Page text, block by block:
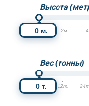
Высота
м.
0м. 2м.
Вес (тонны)
т.
0т. 12т. 24т.